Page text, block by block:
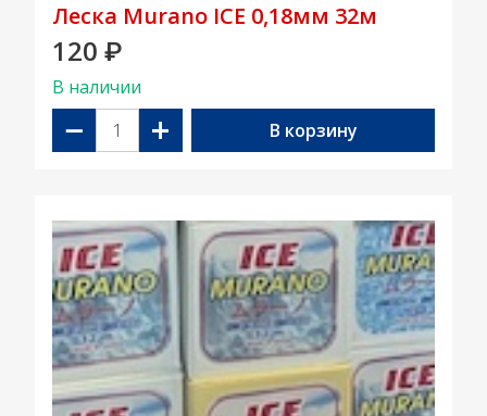
Леска Murano ICE 0,18мм 32м
120 ₽
В наличии
− + В корзину